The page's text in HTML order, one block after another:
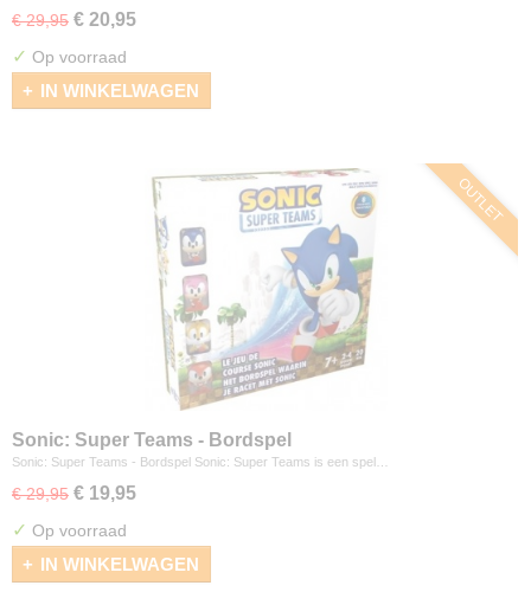
€ 29,95 € 20,95
✓ Op voorraad
IN WINKELWAGEN
OUTLET
Sonic: Super Teams - Bordspel
Sonic: Super Teams - Bordspel Sonic: Super Teams is een spel…
€ 29,95 € 19,95
✓ Op voorraad
IN WINKELWAGEN